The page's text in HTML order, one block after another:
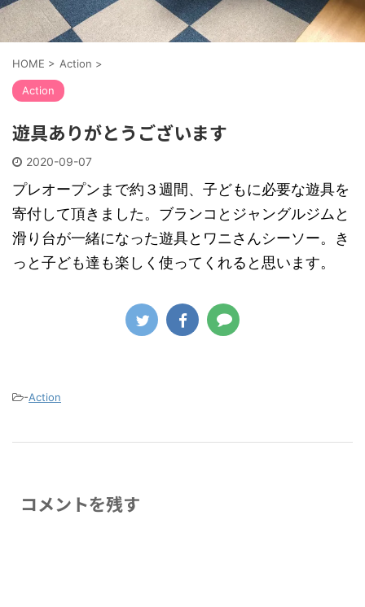
HOME > Action >
Action
遊具ありがとうございます
2020-09-07
プレオープンまで約３週間、子どもに必要な遊具を
寄付して頂きました。ブランコとジャングルジムと
滑り台が一緒になった遊具とワニさんシーソー。き
っと子ども達も楽しく使ってくれると思います。
-Action
コメントを残す